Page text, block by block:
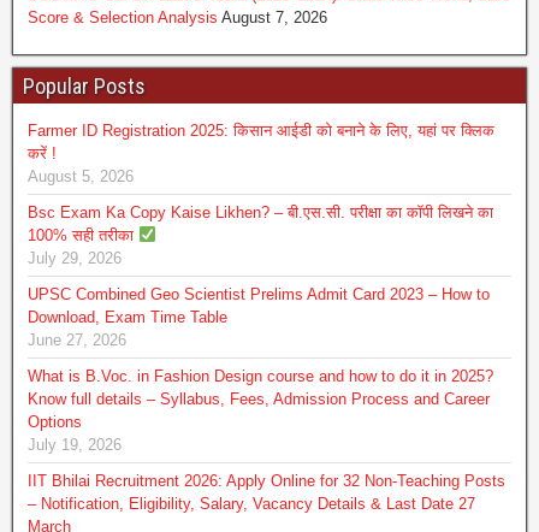
Score & Selection Analysis August 7, 2026
Popular Posts
Farmer ID Registration 2025: किसान आईडी को बनाने के लिए, यहां पर क्लिक
करें !
August 5, 2026
Bsc Exam Ka Copy Kaise Likhen? – बी.एस.सी. परीक्षा का कॉपी लिखने का
100% सही तरीका
July 29, 2026
UPSC Combined Geo Scientist Prelims Admit Card 2023 – How to
Download, Exam Time Table
June 27, 2026
What is B.Voc. in Fashion Design course and how to do it in 2025?
Know full details – Syllabus, Fees, Admission Process and Career
Options
July 19, 2026
IIT Bhilai Recruitment 2026: Apply Online for 32 Non-Teaching Posts
– Notification, Eligibility, Salary, Vacancy Details & Last Date 27
March